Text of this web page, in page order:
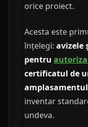
orice proiect.
Acesta este
înțelegi: avizele
pentru
certificatul de
inventar
undeva.